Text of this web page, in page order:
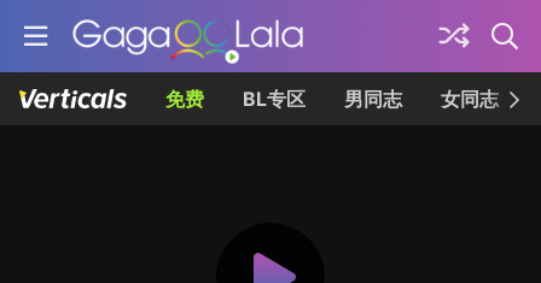
免费 BL专区 男同志 女同志